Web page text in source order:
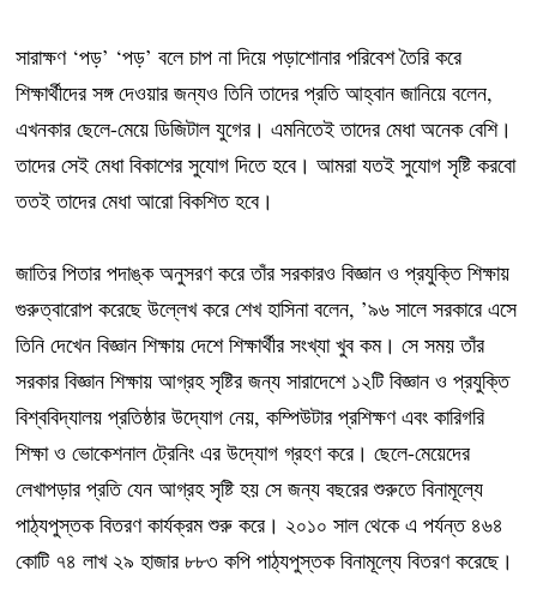
সারাক্ষণ ‘পড়’ ‘পড়’ বলে চাপ না দিয়ে পড়াশোনার পরিবেশ তৈরি করে
শিক্ষার্থীদের সঙ্গ দেওয়ার জন্যও তিনি তাদের প্রতি আহ্বান জানিয়ে বলেন,
এখনকার ছেলে-মেয়ে ডিজিটাল যুগের। এমনিতেই তাদের মেধা অনেক বেশি।
তাদের সেই মেধা বিকাশের সুযোগ দিতে হবে। আমরা যতই সুযোগ সৃষ্টি করবো
ততই তাদের মেধা আরো বিকশিত হবে।
জাতির পিতার পদাঙ্ক অনুসরণ করে তাঁর সরকারও বিজ্ঞান ও প্রযুক্তি শিক্ষায়
গুরুত্বারোপ করেছে উল্লেখ করে শেখ হাসিনা বলেন, ’৯৬ সালে সরকারে এসে
তিনি দেখেন বিজ্ঞান শিক্ষায় দেশে শিক্ষার্থীর সংখ্যা খুব কম। সে সময় তাঁর
সরকার বিজ্ঞান শিক্ষায় আগ্রহ সৃষ্টির জন্য সারাদেশে ১২টি বিজ্ঞান ও প্রযুক্তি
বিশ্ববিদ্যালয় প্রতিষ্ঠার উদ্যোগ নেয়, কম্পিউটার প্রশিক্ষণ এবং কারিগরি
শিক্ষা ও ভোকেশনাল ট্রেনিং এর উদ্যোগ গ্রহণ করে। ছেলে-মেয়েদের
লেখাপড়ার প্রতি যেন আগ্রহ সৃষ্টি হয় সে জন্য বছরের শুরুতে বিনামূল্যে
পাঠ্যপুস্তক বিতরণ কার্যক্রম শুরু করে। ২০১০ সাল থেকে এ পর্যন্ত ৪৬৪
কোটি ৭৪ লাখ ২৯ হাজার ৮৮৩ কপি পাঠ্যপুস্তক বিনামূল্যে বিতরণ করেছে।